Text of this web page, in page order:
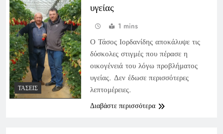
ΤΆΣΕΙΣ
υγείας
1 mins
Ο Τάσος Ιορδανίδης αποκάλυψε τις
δύσκολες στιγμές που πέρασε η
οικογένειά του λόγω προβλήματος
υγείας. Δεν έδωσε περισσότερες
λεπτομέρειες.
Διαβάστε περισσότερα